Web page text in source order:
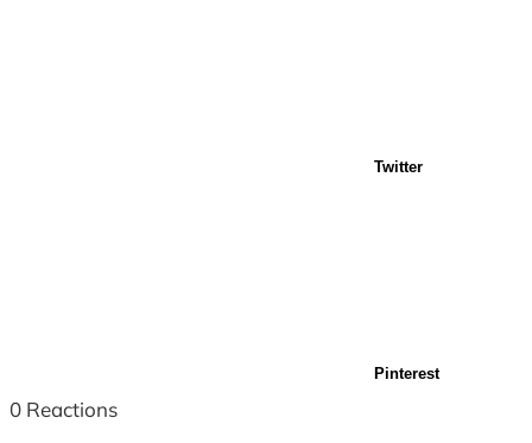
Twitter
Pinterest
0 Reactions